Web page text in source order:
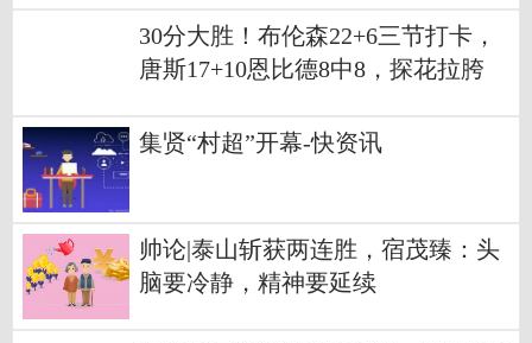
30分大胜！布伦森22+6三节打卡，
唐斯17+10恩比德8中8，探花拉胯
集贤“村超”开幕-快资讯
帅论|泰山斩获两连胜，宿茂臻：头
脑要冷静，精神要延续